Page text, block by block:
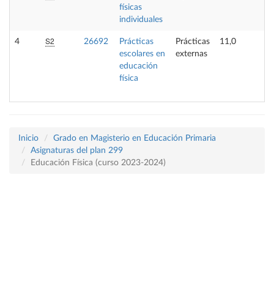
físicas
individuales
4 S2 26692
Prácticas
escolares en
educación
física
Prácticas
externas
11,0
Inicio
Grado en Magisterio en Educación Primaria
Asignaturas del plan 299
Educación Física (curso 2023-2024)